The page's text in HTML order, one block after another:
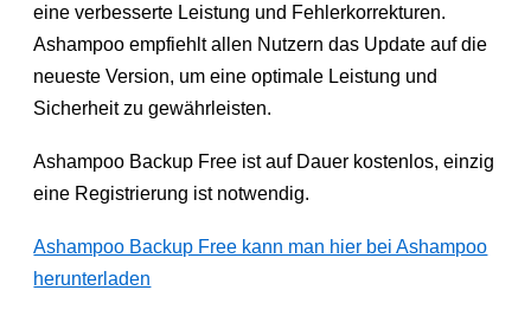
eine verbesserte Leistung und Fehlerkorrekturen.
Ashampoo empfiehlt allen Nutzern das Update auf die
neueste Version, um eine optimale Leistung und
Sicherheit zu gewährleisten.
Ashampoo Backup Free ist auf Dauer kostenlos, einzig
eine Registrierung ist notwendig.
Ashampoo Backup Free kann man hier bei Ashampoo
herunterladen